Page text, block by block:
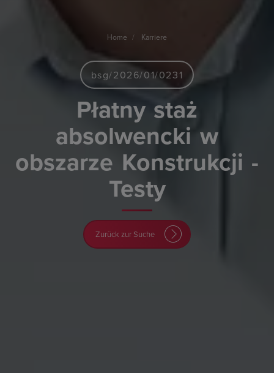
Home Karriere
bsg/2026/01/0231
Płatny staż
absolwencki w
obszarze Konstrukcji -
Testy
Zurück zur Suche